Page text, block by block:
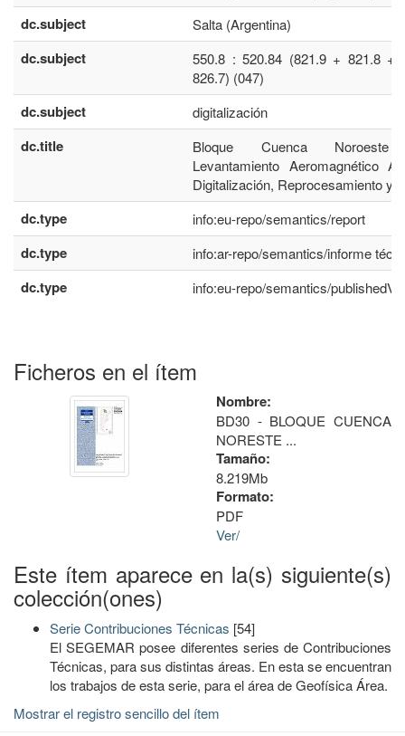
dc.subject Salta (Argentina)
dc.subject
550.8 : 520.84 (821.9 + 821.8 +
826.7) (047)
dc.subject digitalización
dc.title
Bloque Cuenca Noroeste
Levantamiento Aeromagnético
Digitalización, Reprocesamiento y
dc.type info:eu-repo/semantics/report
dc.type info:ar-repo/semantics/informe
dc.type info:eu-repo/semantics/
Ficheros en el ítem
Nombre:
BD30 - BLOQUE CUENCA
NORESTE ...
Tamaño:
8.219Mb
Formato:
PDF
Ver/
Este ítem aparece en la(s) siguiente(s)
colección(ones)
Serie Contribuciones Técnicas [54]
El SEGEMAR posee diferentes series de Contribuciones
Técnicas, para sus distintas áreas. En esta se encuentran
los trabajos de esta serie, para el área de Geofísica Área.
Mostrar el registro sencillo del ítem